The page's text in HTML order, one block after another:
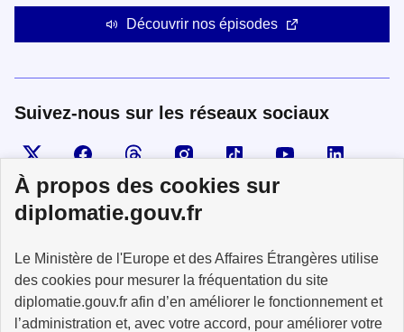
À propos des cookies sur
diplomatie.gouv.fr
Le Ministère de l'Europe et des Affaires Étrangères utilise
des cookies pour mesurer la fréquentation du site
diplomatie.gouv.fr afin d’en améliorer le fonctionnement et
l’administration et, avec votre accord, pour améliorer votre
Découvrir nos épisodes
Suivez-nous sur les réseaux sociaux
Visiter la page XSuivez-nous sur Facebook
Visiter le compte Threads
Visiter le compte Instagram
Visiter le compte TikTok
Visiter le
MINISTÈRE
DE L'EUROPE
ET DES AFFAIRES
ÉTRANGÈRES